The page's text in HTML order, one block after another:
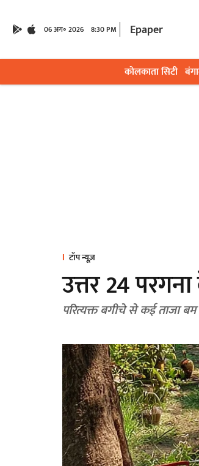
06 अग॰ 2026 8:30 PM Epaper
कोलकाता सिटी
टॉप न्यूज़
उत्तर 24
परित्यक्त बगीचे से कई ताजा बम